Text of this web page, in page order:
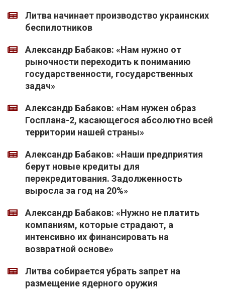
Литва начинает производство украинских
беспилотников
Александр Бабаков: «Нам нужно от
рыночности переходить к пониманию
государственности, государственных
задач»
Александр Бабаков: «Нам нужен образ
Госплана-2, касающегося абсолютно всей
территории нашей страны»
Александр Бабаков: «Наши предприятия
берут новые кредиты для
перекредитования. Задолженность
выросла за год на 20%»
Александр Бабаков: «Нужно не платить
компаниям, которые страдают, а
интенсивно их финансировать на
возвратной основе»
Литва собирается убрать запрет на
размещение ядерного оружия